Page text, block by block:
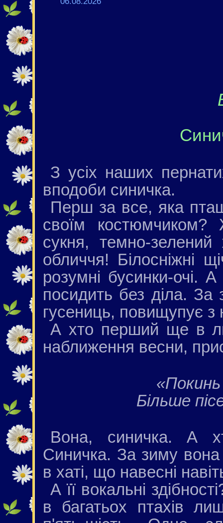
З усіх наших
вподоби синичка.
Перш за все, яка
своїм костюмчиком?
сукня, темно-
обличчя! Білосніжні
розумні бусинки-очі.
посидить без діла. За
гусениць, повищупує з
А хто перший ще в
наближення весни,
«Покинь
Більше
Вона, синичка. А
Синичка. За зиму
в хаті, що навесні
А її вокальні
в багатьох птахів